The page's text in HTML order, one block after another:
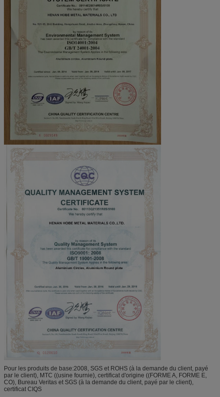
Pour les produits de base:2008, SGS et ROHS (à la demande du client, payé
par le client), MTC ((usine fournie), certificat d'origine ((FORME A, FORME E,
CO), Bureau Veritas et SGS (à la demande du client, payé par le client),
certificat CIQS